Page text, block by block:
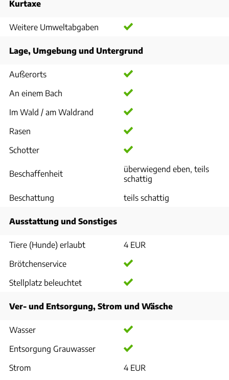
Kurtaxe
Weitere Umweltabgaben
Lage, Umgebung und Untergrund
Außerorts
An einem Bach
Im Wald / am Waldrand
Rasen
Schotter
Beschaffenheit
überwiegend eben, teils
schattig
Beschattung
teils schattig
Ausstattung und Sonstiges
Tiere (Hunde) erlaubt
4 EUR
Brötchenservice
Stellplatz beleuchtet
Ver- und Entsorgung, Strom und Wäsche
Wasser
Entsorgung Grauwasser
Strom
4 EUR